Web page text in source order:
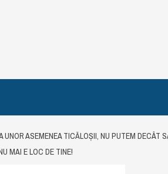
ASEMENEA TICĂLOȘII, NU PUTEM DECÂT
MAI E LOC DE TINE!